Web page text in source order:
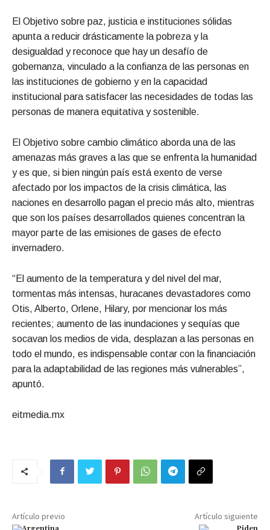
El Objetivo sobre paz, justicia e instituciones sólidas
apunta a reducir drásticamente la pobreza y la
desigualdad y reconoce que hay un desafío de
gobernanza, vinculado a la confianza de las personas en
las instituciones de gobierno y en la capacidad
institucional para satisfacer las necesidades de todas las
personas de manera equitativa y sostenible.
El Objetivo sobre cambio climático aborda una de las
amenazas más graves a las que se enfrenta la humanidad
y es que, si bien ningún país está exento de verse
afectado por los impactos de la crisis climática, las
naciones en desarrollo pagan el precio más alto, mientras
que son los países desarrollados quienes concentran la
mayor parte de las emisiones de gases de efecto
invernadero.
“El aumento de la temperatura y del nivel del mar,
tormentas más intensas, huracanes devastadores como
Otis, Alberto, Orlene, Hilary, por mencionar los más
recientes; aumento de las inundaciones y sequías que
socavan los medios de vida, desplazan a las personas en
todo el mundo, es indispensable contar con la financiación
para la adaptabilidad de las regiones más vulnerables”,
apuntó.
eitmedia.mx
Artículo previo Artículo siguiente